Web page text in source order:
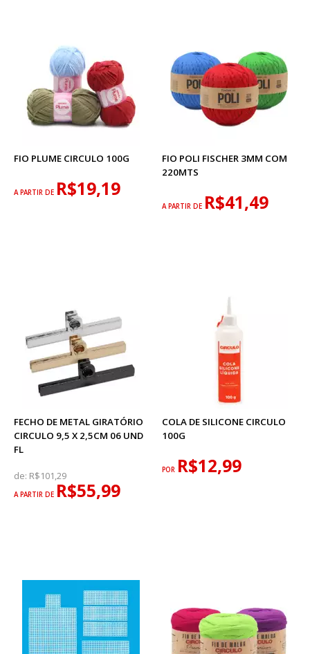
FIO PLUME CIRCULO 100G
A PARTIR DE R$19,19
FIO POLI FISCHER 3MM COM
220MTS
A PARTIR DE R$41,49
FECHO DE METAL GIRATÓRIO
CIRCULO 9,5 X 2,5CM 06 UND
FL
de: R$101,29
A PARTIR DE R$55,99
COLA DE SILICONE CIRCULO
100G
POR R$12,99